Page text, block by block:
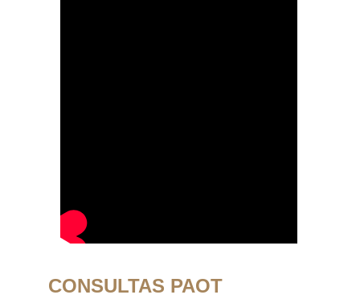
CONSULTAS PAOT